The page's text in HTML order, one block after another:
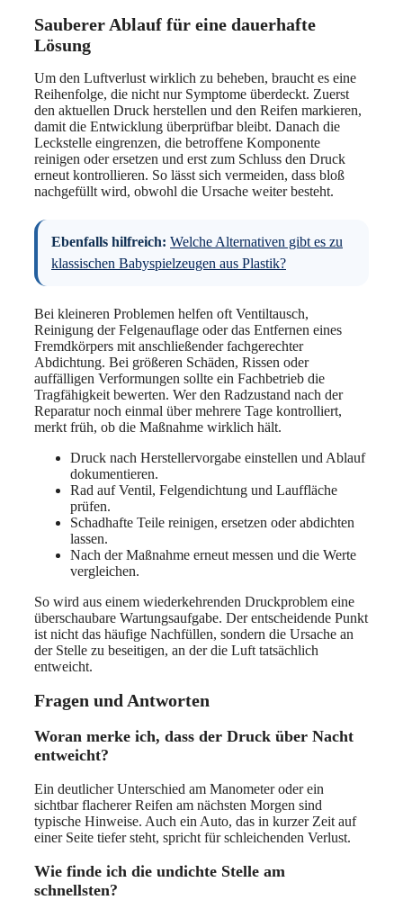
Sauberer Ablauf für eine dauerhafte
Lösung
Um den Luftverlust wirklich zu beheben, braucht es eine
Reihenfolge, die nicht nur Symptome überdeckt. Zuerst
den aktuellen Druck herstellen und den Reifen markieren,
damit die Entwicklung überprüfbar bleibt. Danach die
Leckstelle eingrenzen, die betroffene Komponente
reinigen oder ersetzen und erst zum Schluss den Druck
erneut kontrollieren. So lässt sich vermeiden, dass bloß
nachgefüllt wird, obwohl die Ursache weiter besteht.
Ebenfalls hilfreich: Welche Alternativen gibt es zu
klassischen Babyspielzeugen aus Plastik?
Bei kleineren Problemen helfen oft Ventiltausch,
Reinigung der Felgenauflage oder das Entfernen eines
Fremdkörpers mit anschließender fachgerechter
Abdichtung. Bei größeren Schäden, Rissen oder
auffälligen Verformungen sollte ein Fachbetrieb die
Tragfähigkeit bewerten. Wer den Radzustand nach der
Reparatur noch einmal über mehrere Tage kontrolliert,
merkt früh, ob die Maßnahme wirklich hält.
Druck nach Herstellervorgabe einstellen und Ablauf
dokumentieren.
Rad auf Ventil, Felgendichtung und Lauffläche
prüfen.
Schadhafte Teile reinigen, ersetzen oder abdichten
lassen.
Nach der Maßnahme erneut messen und die Werte
vergleichen.
So wird aus einem wiederkehrenden Druckproblem eine
überschaubare Wartungsaufgabe. Der entscheidende Punkt
ist nicht das häufige Nachfüllen, sondern die Ursache an
der Stelle zu beseitigen, an der die Luft tatsächlich
entweicht.
Fragen und Antworten
Woran merke ich, dass der Druck über Nacht
entweicht?
Ein deutlicher Unterschied am Manometer oder ein
sichtbar flacherer Reifen am nächsten Morgen sind
typische Hinweise. Auch ein Auto, das in kurzer Zeit auf
einer Seite tiefer steht, spricht für schleichenden Verlust.
Wie finde ich die undichte Stelle am
schnellsten?